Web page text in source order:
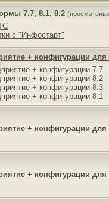
7.7, 8.1, 8.2
с "Инфостарт"
+ конфигурации для
+ конфигурации 7.7
+ конфигурации 8.2
+ конфигурации 8.3
+ конфигурации 8.1
+ конфигурации
+ конфигурации